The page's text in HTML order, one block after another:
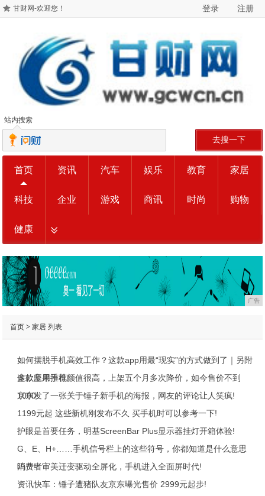
甘财网-欢迎您！ 登录 注册
站内搜索
去搜一下
首页 资讯 汽车 娱乐 教育 家居
科技 企业 游戏 商讯 时尚 购物
健康
广告
首页> 家居列表
如何摆脱手机高效工作？这款app用最“现实”的方式做到了｜另附
多款应用推荐!
这款坚果手机颜值很高，上架五个月多次降价，如今售价不到
1000!
京东发了一张关于锤子新手机的海报，网友的评论让人笑疯!
1199元起 这些新机刚发布不久 买手机时可以参考一下!
护眼是首要任务，明基ScreenBar Plus显示器挂灯开箱体验!
G、E、H+……手机信号栏上的这些符号，你都知道是什么意思
吗？!
消费者审美迁变驱动全屏化，手机进入全面屏时代!
资讯快车：锤子遭猪队友京东曝光售价 2999元起步!